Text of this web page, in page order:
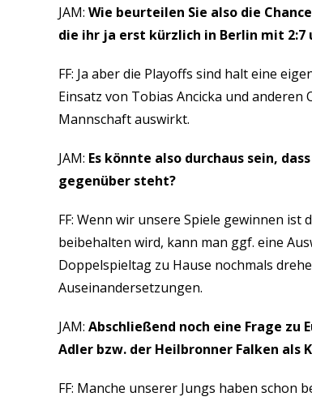
JAM: Wie beurteilen Sie also die
die ihr ja erst kürzlich in Berlin mit 2:7
FF: Ja aber die Playoffs sind halt eine
Einsatz von Tobias Ancicka und anderen
Mannschaft auswirkt.
JAM: Es könnte also durchaus sein,
gegenüber steht?
FF: Wenn wir unsere Spiele gewinnen ist
beibehalten wird, kann man ggf. eine
Doppelspieltag zu Hause nochmals
Auseinandersetzungen.
JAM: Abschließend noch eine Frage
Adler bzw. der Heilbronner Falken als
FF: Manche unserer Jungs haben schon